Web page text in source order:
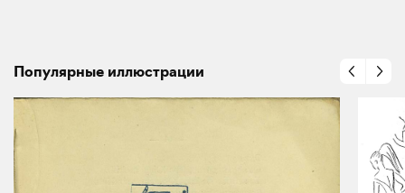
Популярные иллюстрации